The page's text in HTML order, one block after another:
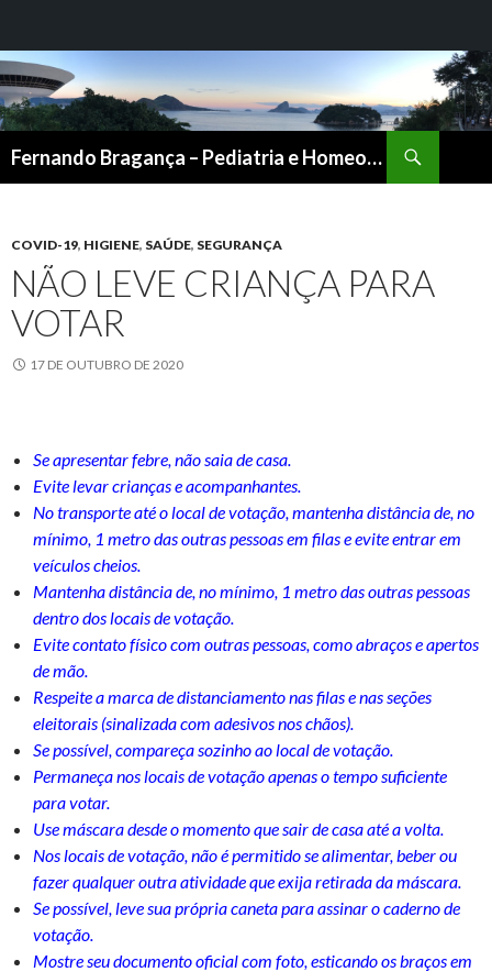
Fernando Bragança – Pediatria e Homeopatia
CONTEÚDO
COVID-19, HIGIENE, SAÚDE, SEGURANÇA
NÃO LEVE CRIANÇA PARA
VOTAR
17 DE OUTUBRO DE 2020
Se apresentar febre, não saia de casa.
Evite levar crianças e acompanhantes.
No transporte até o local de votação, mantenha distância de, no
mínimo, 1 metro das outras pessoas em filas e evite entrar em
veículos cheios.
Mantenha distância de, no mínimo, 1 metro das outras pessoas
dentro dos locais de votação.
Evite contato físico com outras pessoas, como abraços e apertos
de mão.
Respeite a marca de distanciamento nas filas e nas seções
eleitorais (sinalizada com adesivos nos chãos).
Se possível, compareça sozinho ao local de votação.
Permaneça nos locais de votação apenas o tempo suficiente
para votar.
Use máscara desde o momento que sair de casa até a volta.
Nos locais de votação, não é permitido se alimentar, beber ou
fazer qualquer outra atividade que exija retirada da máscara.
Se possível, leve sua própria caneta para assinar o caderno de
votação.
Mostre seu documento oficial com foto, esticando os braços em